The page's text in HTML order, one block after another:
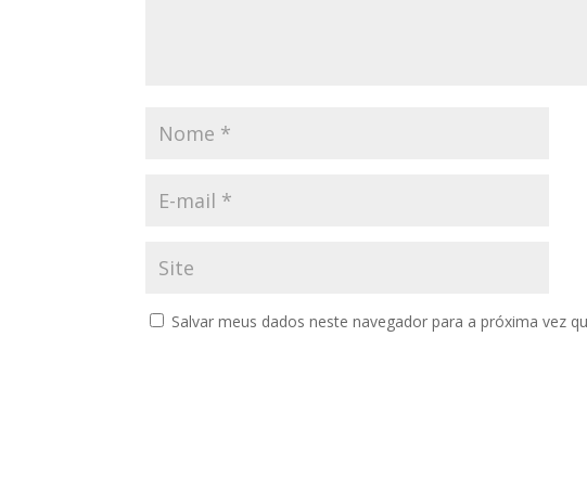
Salvar meus dados neste navegador para a próxima vez